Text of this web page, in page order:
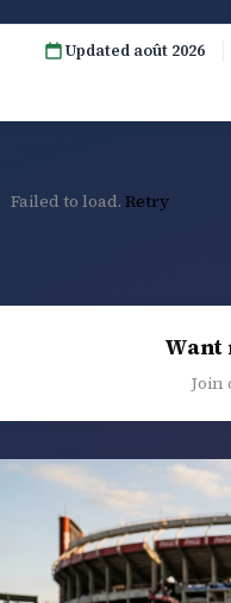
Updated août 2026
Failed to load. Retry
Want
Join